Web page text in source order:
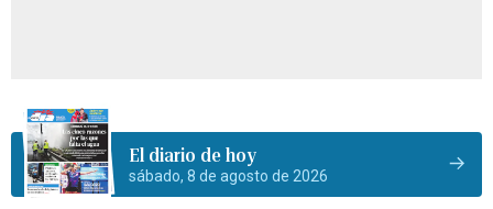
El diario de hoy
sábado, 8 de agosto de 2026